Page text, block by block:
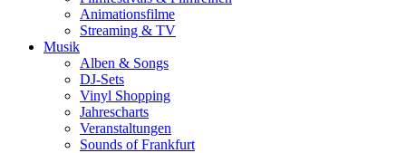
Animationsfilme
Streaming & TV
Musik
Alben & Songs
DJ-Sets
Vinyl Shopping
Jahrescharts
Veranstaltungen
Sounds of Frankfurt